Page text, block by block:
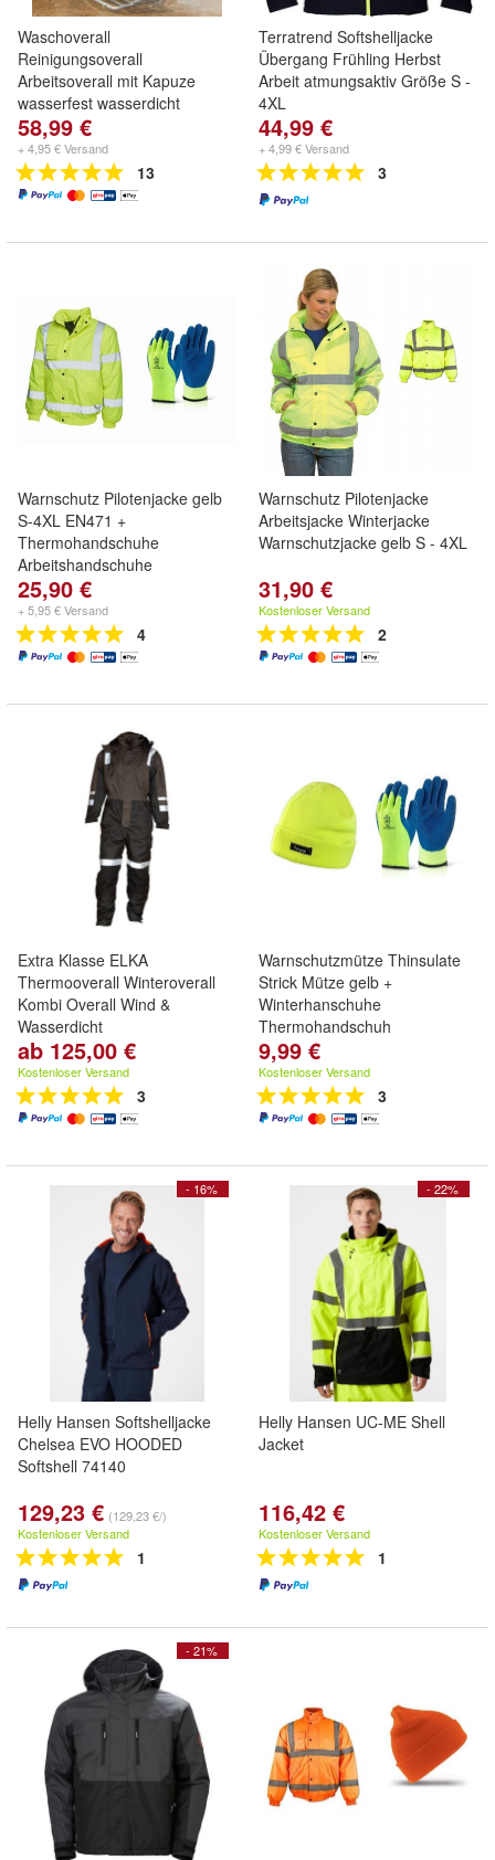
Waschoverall
Reinigungsoverall
Arbeitsoverall mit Kapuze
wasserfest wasserdicht
58,99 €
+ 4,95 € Versand
13
Terratrend Softshelljacke
Übergang Frühling Herbst
Arbeit atmungsaktiv Größe S -
4XL
44,99 €
+ 4,99 € Versand
3
Warnschutz Pilotenjacke gelb
S-4XL EN471 +
Thermohandschuhe
Arbeitshandschuhe
25,90 €
+ 5,95 € Versand
4
Warnschutz Pilotenjacke
Arbeitsjacke Winterjacke
Warnschutzjacke gelb S - 4XL
31,90 €
Kostenloser Versand
2
Extra Klasse ELKA
Thermooverall Winteroverall
Kombi Overall Wind &
Wasserdicht
ab 125,00 €
Kostenloser Versand
3
Warnschutzmütze Thinsulate
Strick Mütze gelb +
Winterhanschuhe
Thermohandschuh
9,99 €
Kostenloser Versand
3
- 16%
Helly Hansen Softshelljacke
Chelsea EVO HOODED
Softshell 74140
129,23 € (129,23 €/)
Kostenloser Versand
1
- 22%
Helly Hansen UC-ME Shell
Jacket
116,42 €
Kostenloser Versand
1
- 21%